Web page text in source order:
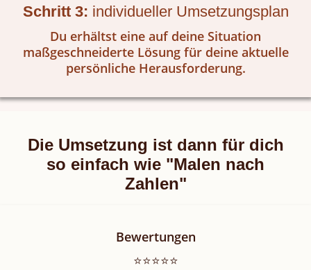
Schritt 3: individueller Umsetzungsplan
Du erhältst eine auf deine Situation
maßgeschneiderte Lösung für deine aktuelle
persönliche Herausforderung.
Die Umsetzung ist dann für dich
so einfach wie "Malen nach
Zahlen"
Bewertungen
⭐️⭐️⭐️⭐️⭐️